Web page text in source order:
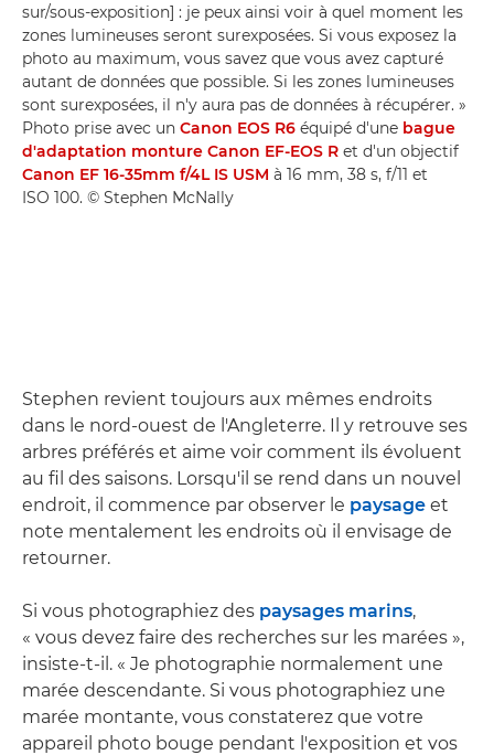
sur/sous-exposition] : je peux ainsi voir à quel moment les
zones lumineuses seront surexposées. Si vous exposez la
photo au maximum, vous savez que vous avez capturé
autant de données que possible. Si les zones lumineuses
sont surexposées, il n'y aura pas de données à récupérer. »
Photo prise avec un Canon EOS R6 équipé d'une bague
d'adaptation monture Canon EF-EOS R et d'un objectif
Canon EF 16-35mm f/4L IS USM à 16 mm, 38 s, f/11 et
ISO 100. © Stephen McNally
Stephen revient toujours aux mêmes endroits
dans le nord-ouest de l'Angleterre. Il y retrouve ses
arbres préférés et aime voir comment ils évoluent
au fil des saisons. Lorsqu'il se rend dans un nouvel
endroit, il commence par observer le paysage et
note mentalement les endroits où il envisage de
retourner.
Si vous photographiez des paysages marins,
« vous devez faire des recherches sur les marées »,
insiste-t-il. « Je photographie normalement une
marée descendante. Si vous photographiez une
marée montante, vous constaterez que votre
appareil photo bouge pendant l'exposition et vos